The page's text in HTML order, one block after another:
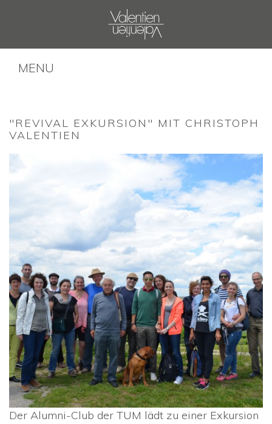
MENU
"REVIVAL EXKURSION" MIT CHRISTOPH
VALENTIEN
Der Alumni-Club der TUM lädt zu einer Exkursion